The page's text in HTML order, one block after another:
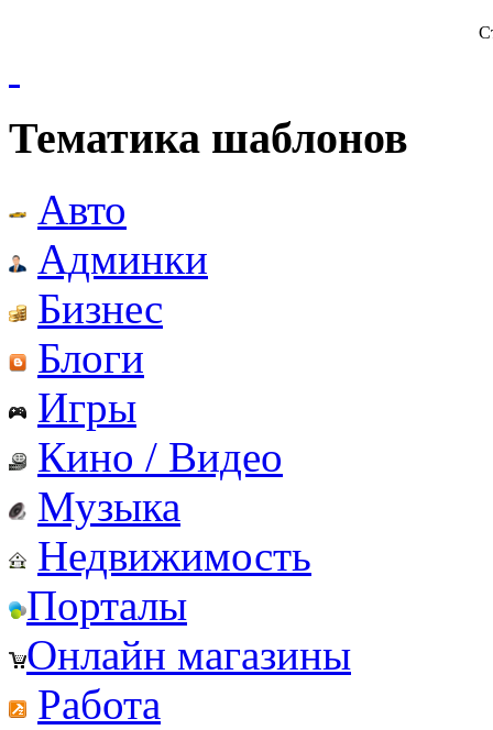
Тематика шаблонов
Авто
Админки
Бизнес
Блоги
Игры
Кино / Видео
Музыка
Недвижимость
Порталы
Онлайн магазины
Работа